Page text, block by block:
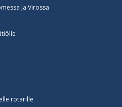
ja Virossa
rotarille